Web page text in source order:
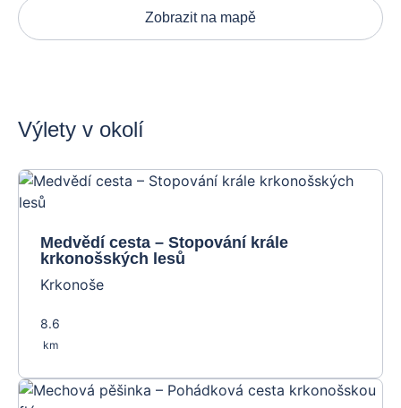
Výlety v okolí
Medvědí cesta – Stopování krále
krkonošských lesů
Krkonoše
8.6
km
Zobrazit na mapě